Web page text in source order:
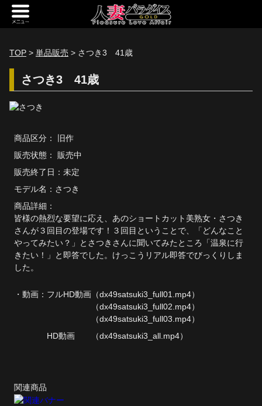
トップページ
[定額] 人妻楽園ギャラリー
[定額] 期間限定ギャラリー
[定額] 継続1カ月ギャラリー
[定額] 継続3カ月ギャラリー
[定額] 継続6カ月ギャラリー
定額奥様一覧
TOP > 単品販売 > さつき3 41歳
さつき3 41歳
商品区分： 旧作
販売状態： 販売中
販売終了日：未定
モデル名： さつき
商品詳細：
皆様の熱烈な要望に応え、あのショートカット美熟女・さつき
さんが３回目の登場です！３回目ということで、「どんなこと
やってみたい？」とさつきさんに聞いてみたところ「温泉に行
きたい！」と即答でした。けっこうリアル即答でびっくりしま
した。
・動画： フルHD動画 （dx49satsuki3_full01.mp4）
（dx49satsuki3_full02.mp4）
（dx49satsuki3_full03.mp4）
HD動画
（dx49satsuki3_all.mp4）
関連商品